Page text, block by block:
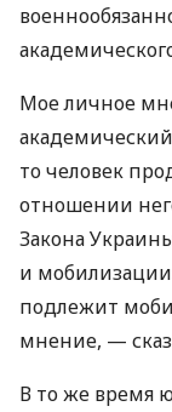
Мое личное
то человек
отношении
Закона
и
подлежит
мнение, —
В то же время